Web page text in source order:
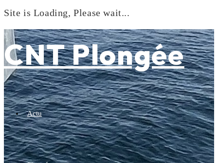
Site is Loading, Please wait...
to
content
CNT Plongée
Actu